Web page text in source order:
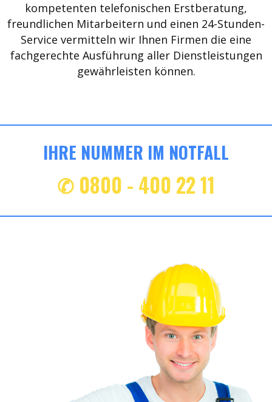
kompetenten telefonischen Erstberatung,
freundlichen Mitarbeitern und einen 24-Stunden-
Service vermitteln wir Ihnen Firmen die eine
fachgerechte Ausführung aller Dienstleistungen
gewährleisten können.
IHRE NUMMER IM NOTFALL
✆ 0800 - 400 22 11